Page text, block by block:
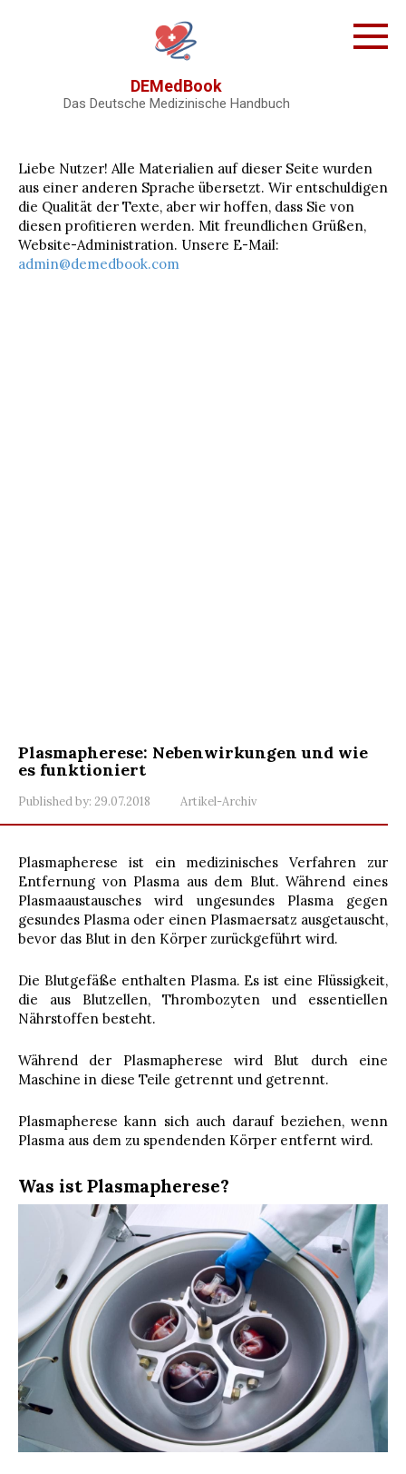
DEMedBook
Das Deutsche Medizinische Handbuch
Liebe Nutzer! Alle Materialien auf dieser Seite wurden
aus einer anderen Sprache übersetzt. Wir entschuldigen
die Qualität der Texte, aber wir hoffen, dass Sie von
diesen profitieren werden. Mit freundlichen Grüßen,
Website-Administration. Unsere E-Mail:
admin@demedbook.com
Plasmapherese: Nebenwirkungen und wie
es funktioniert
Published by: 29.07.2018 Artikel-Archiv
Plasmapherese ist ein medizinisches Verfahren zur
Entfernung von Plasma aus dem Blut. Während eines
Plasmaaustausches wird ungesundes Plasma gegen
gesundes Plasma oder einen Plasmaersatz ausgetauscht,
bevor das Blut in den Körper zurückgeführt wird.
Die Blutgefäße enthalten Plasma. Es ist eine Flüssigkeit,
die aus Blutzellen, Thrombozyten und essentiellen
Nährstoffen besteht.
Während der Plasmapherese wird Blut durch eine
Maschine in diese Teile getrennt und getrennt.
Plasmapherese kann sich auch darauf beziehen, wenn
Plasma aus dem zu spendenden Körper entfernt wird.
Was ist Plasmapherese?